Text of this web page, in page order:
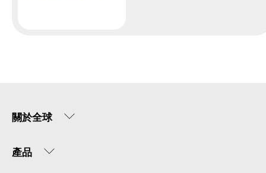
關於全球
產品